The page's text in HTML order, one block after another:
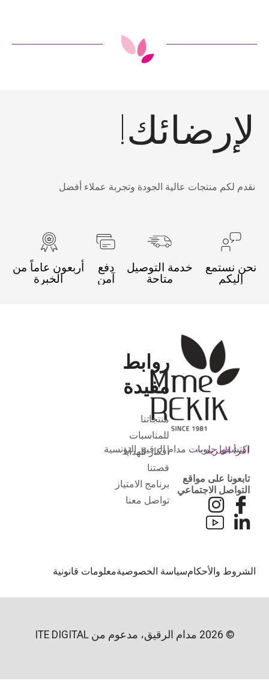
لكم منتجات عالية الجودة وتجربة عملاء أفضل
نستمع
إليكم
خدمة التوصيل
متاحة
دفع
آمن
أربعون عاماً من
الخبرة
اكتشفوا حلويات مدام الرقيق التونسية
اقرأ المزيد
تابعونا على مواقع
التواصل الاجتماعي
روابط
مفيدة
منتجاتنا
للمناسبات
أفكار للهدايا
قصتنا
برنامج الامتياز
تواصل معنا
والأحكامسياسة الخصوصيةمعلومات قانونية
ITE DIGITAL